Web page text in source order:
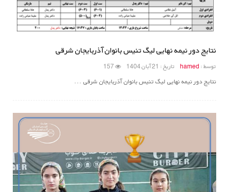
نتایج دور نیمه نهایی لیگ تنیس بانوان آذربایجان شرقی
توسط : hamed تاریخ : 21 آبان 1404
نتایج دور نیمه نهایی لیگ تنیس بانوان آذربایجان شرقی ...